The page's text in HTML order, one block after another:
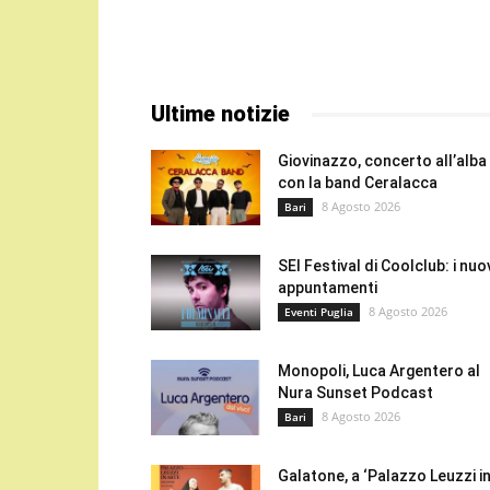
Ultime notizie
Giovinazzo, concerto all’alba
con la band Ceralacca
Bari 8 Agosto 2026
SEI Festival di Coolclub: i
appuntamenti
Eventi Puglia 8 Agosto 2026
Monopoli, Luca Argentero al
Nura Sunset Podcast
Bari 8 Agosto 2026
Galatone, a ‘Palazzo Leuzzi in